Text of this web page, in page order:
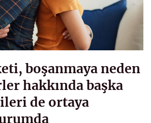
boşanmaya neden
hakkında başka
de ortaya